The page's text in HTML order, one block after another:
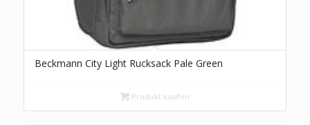
Beckmann City Light Rucksack Pale Green
Produkt kaufen